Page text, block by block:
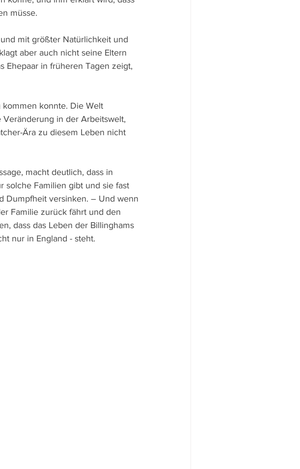
müsse.
mit größter Natürlichkeit und
aber auch nicht seine Eltern
Ehepaar in früheren Tagen zeigt,
kommen konnte. Die Welt
in der Arbeitswelt,
Ära zu diesem Leben nicht
macht deutlich, dass in
solche Familien gibt und sie fast
Dumpfheit versinken. – Und wenn
Familie zurück fährt und den
dass das Leben der Billinghams
nur in England - steht.